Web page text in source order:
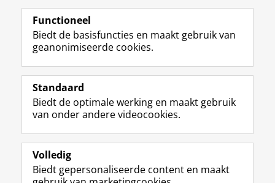
Volg de RUG
F
a
e
b
o
p
a
L
i
k
e
I
-
p
R
S
-
f
e
R
I
n
t
r
m
Y
o
T
e
k
Studiekiezers
Alumni
Over ons
Functioneel
Biedt de basisfuncties en maakt gebruik van
geanonimiseerde cookies.
Standaard
Biedt de optimale werking en maakt gebruik
van onder andere videocookies.
Volledig
Biedt gepersonaliseerde content en maakt